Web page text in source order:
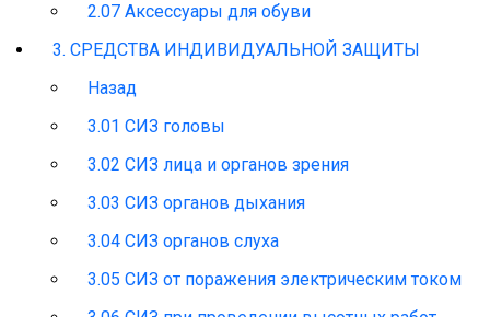
2.07 Аксессуары для обуви
3. СРЕДСТВА ИНДИВИДУАЛЬНОЙ ЗАЩИТЫ
Назад
3.01 СИЗ головы
3.02 СИЗ лица и органов зрения
3.03 СИЗ органов дыхания
3.04 СИЗ органов слуха
3.05 СИЗ от поражения электрическим током